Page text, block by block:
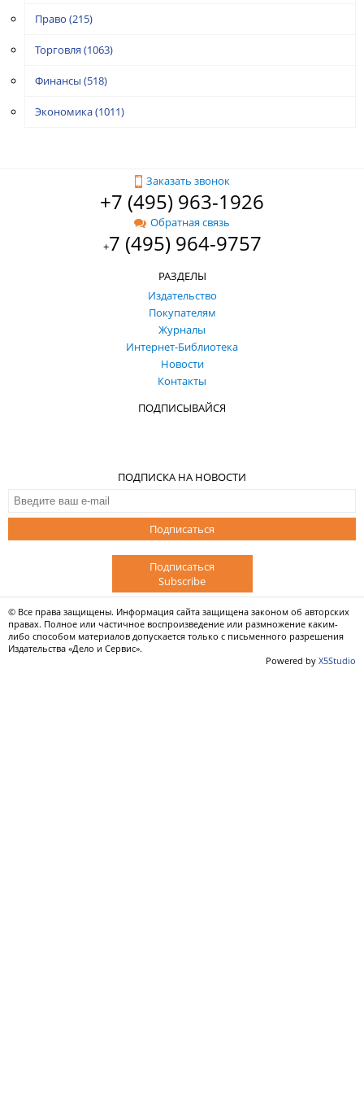
Право (215)
Торговля (1063)
Финансы (518)
Экономика(1011)
Заказать звонок
+7 (495) 963-1926
Обратная связь
+7 (495) 964-9757
РАЗДЕЛЫ
Издательство
Покупателям
Журналы
Интернет-Библиотека
Новости
Контакты
ПОДПИСЫВАЙСЯ
ПОДПИСКА НА НОВОСТИ
Подписаться
Подписаться
Subscribe
© Все права защищены. Информация сайта защищена законом об авторских
правах. Полное или частичное воспроизведение или размножение каким-
либо способом материалов допускается только с письменного разрешения
Издательства «Дело и Сервис».
Powered by X5Studio